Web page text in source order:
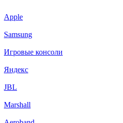
Apple
Samsung
Игровые консоли
Яндекс
JBL
Marshall